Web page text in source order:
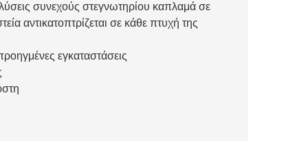
συνεχούς στεγνωτηρίου καπλαμά σε
αντικατοπτρίζεται σε κάθε πτυχή της
εγκαταστάσεις